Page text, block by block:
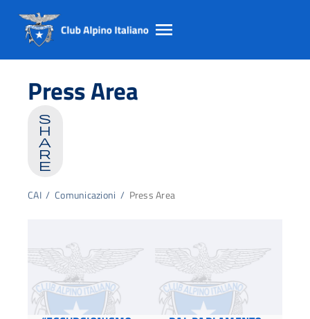
Salta
contento
Salta
Salta
Press Area
s
h
a
r
e
CAI/ Comunicazioni / Press Area